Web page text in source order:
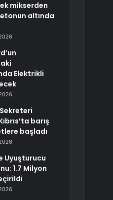
mikserden
altında
Elektrikli
barış
başladı
Uyuşturucu
1.7 Milyon